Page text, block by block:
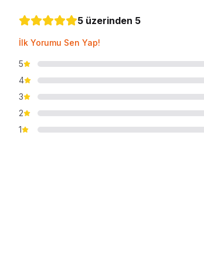
5 üzerinden 5
İlk Yorumu Sen Yap!
5
4
3
2
1